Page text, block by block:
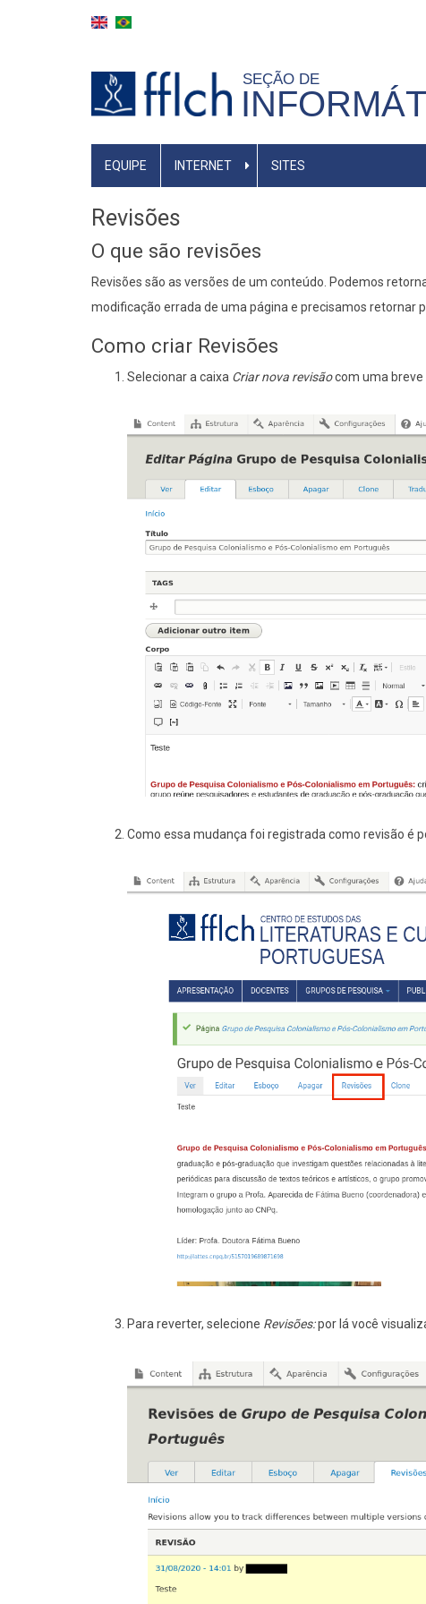
SEÇÃO DE
MAIN
EQUIPE INTERNET SITES
Revisões
O que são revisões
Revisões são as versões de um conteúdo. Podemos
modificação errada de uma página e precisamos retornar
Como criar Revisões
Selecionar a caixa Criar nova revisãocom uma breve
Como essa mudança foi registrada como revisão é
Para reverter, selecione Revisões:por lá você